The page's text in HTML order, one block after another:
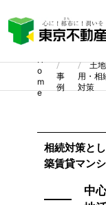
H
o
m
e
事
例
土
用・相
対策
相続対策と
築賃貸マン
中